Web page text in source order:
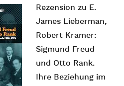
Rezension zu E.
James Lieberman,
Robert Kramer:
Sigmund Freud
und Otto Rank.
Ihre Beziehung im